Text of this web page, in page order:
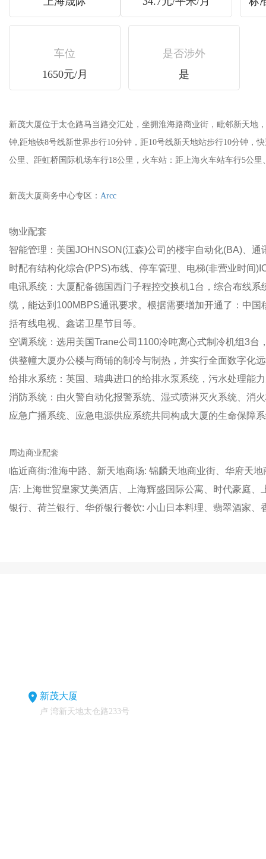
车位
1650元/月
是否涉外
是
新茂大厦位于太仓路马当路交汇处，坐拥淮海路商业街，毗邻新天地
钟,距地铁8号线新世界步行10分钟，距10号线新天地站步行10分钟
公里、距虹桥国际机场车行18公里，火车站：距上海火车站车行5公里、距
新茂大厦商务中心专区： Arcc
物业配套
智能管理：美国JOHNSON(江森)公司的楼宇自动化(BA)、通
时配有结构化综合(PPS)布线、停车管理、电梯(非营业时间
电讯系统：大厦配备德国西门子程控交换机1台，综合布
缆，能达到100MBPS通讯要求。根据需要增加开通了
括有线电视、鑫诺卫星节目等。
空调系统：选用美国Trane公司1100冷吨离心式制冷机组3台
供整幢大厦办公楼与商铺的制冷与制热，并实行全面数字化远
给排水系统：英国、瑞典进口的给排水泵系统，污水处理能力
消防系统：由火警自动化报警系统、湿式喷淋灭火系统、
应急广播系统、应急电源供应系统共同构成大厦的生命保障系
周边商业配套
临近商街:淮海中路、新天地商场: 锦麟天地商业街、华府天地商业
店: 上海世贸皇家艾美酒店、上海辉盛国际公寓、时代豪庭
银行、荷兰银行、华侨银行餐饮: 小山日本料理、翡翠酒家
新茂大厦
卢 湾新天地太仓路233号